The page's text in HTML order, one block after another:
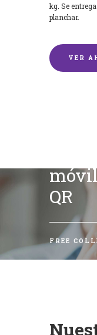
kg. Se
planchar.
VER
QR
FREE